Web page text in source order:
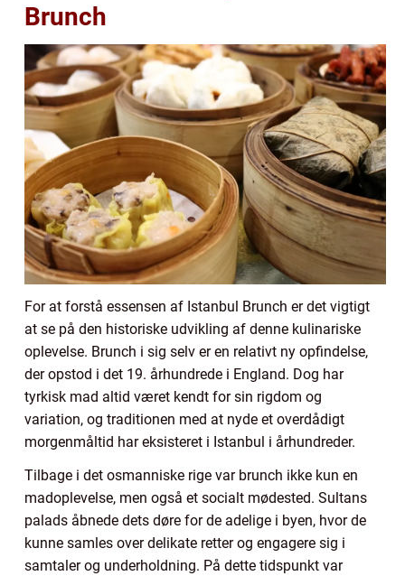
Brunch
For at forstå essensen af Istanbul Brunch er det vigtigt
at se på den historiske udvikling af denne kulinariske
oplevelse. Brunch i sig selv er en relativt ny opfindelse,
der opstod i det 19. århundrede i England. Dog har
tyrkisk mad altid været kendt for sin rigdom og
variation, og traditionen med at nyde et overdådigt
morgenmåltid har eksisteret i Istanbul i århundreder.
Tilbage i det osmanniske rige var brunch ikke kun en
madoplevelse, men også et socialt mødested. Sultans
palads åbnede dets døre for de adelige i byen, hvor de
kunne samles over delikate retter og engagere sig i
samtaler og underholdning. På dette tidspunkt var